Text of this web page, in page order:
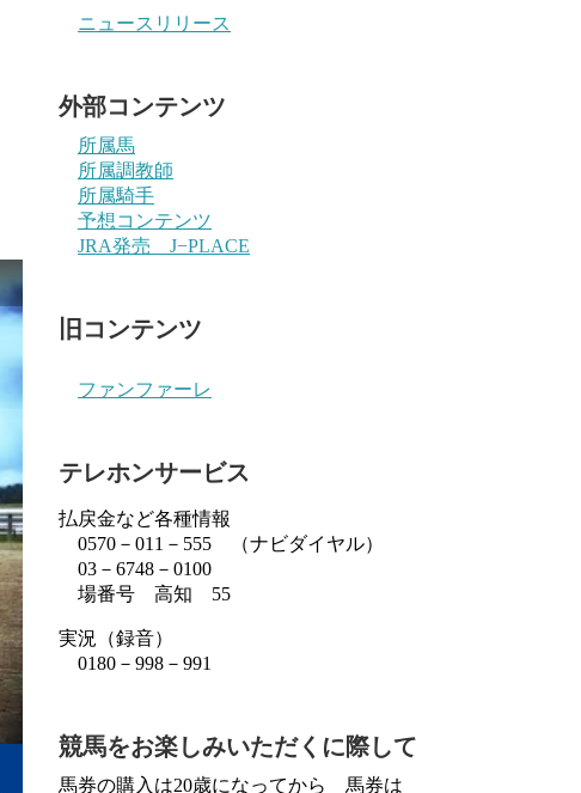
ニュースリリース
外部コンテンツ
所属馬
所属調教師
所属騎手
予想コンテンツ
JRA発売 J−PLACE
旧コンテンツ
ファンファーレ
テレホンサービス
払戻金など各種情報
0570－011－555 （ナビダイヤル）
03－6748－0100
場番号 高知 55
実況（録音）
0180－998－991
競馬をお楽しみいただくに際して
馬券の購入は20歳になってから 馬券は